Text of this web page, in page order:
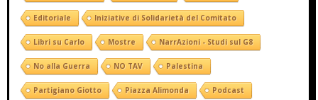
Editoriale Iniziative di Solidarietà del Comitato
Libri su Carlo Mostre NarrAzioni - Studi sul G8
No alla Guerra NO TAV Palestina
Partigiano Giotto Piazza Alimonda Podcast